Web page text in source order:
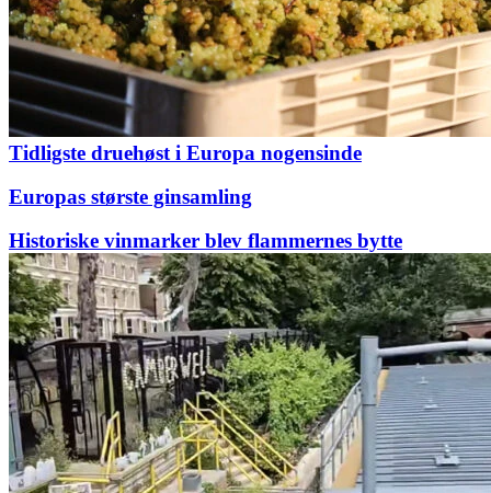
Tidligste druehøst i Europa nogensinde
Europas største ginsamling
Historiske vinmarker blev flammernes bytte